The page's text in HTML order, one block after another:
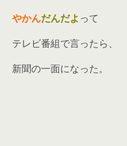
やかんだんだよって
テレビ番組で言ったら、
新聞の一面になった。